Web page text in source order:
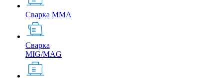
Сварка MMA
Сварка
MIG/MAG